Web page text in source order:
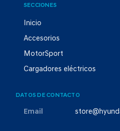
SECCIONES
Inicio
Accesorios
MotorSport
Cargadores eléctricos
DATOS DE CONTACTO
Email